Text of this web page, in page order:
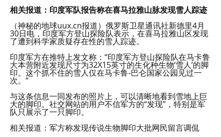
相关报道：印度军队报告称在喜马拉雅山脉发现雪人踪迹
（神秘的地球uux.cn报道）俄罗斯卫星通讯社新德里4月
30日电，印度军方登山探险队表示，在喜马拉雅山区发现
了遭到科学家质疑存在性的雪人踪迹。
印度军方在推特上发文称：“印度军方登山探险队在马卡鲁
大本营附近发现尺寸为32X15英寸的生化种生物‘雪人’的脚
印。这个抓不住的雪人仅在马卡鲁-巴仑国家公园见过一
次。”
与这条信息一同发布的照片上，可以清晰地看到雪地上巨
大的脚印。社交网站的用户不信军方的“发现”，特别是军
队只展示了一只脚印。
相关报道：军方称发现传说生物脚印大批网民留言调侃